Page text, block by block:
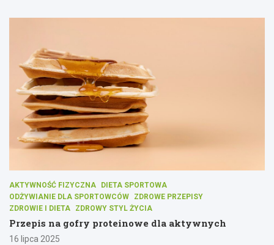
AKTYWNOŚĆ FIZYCZNA
DIETA SPORTOWA
ODŻYWIANIE DLA SPORTOWCÓW
ZDROWE PRZEPISY
ZDROWIE I DIETA
ZDROWY STYL ŻYCIA
Przepis na gofry proteinowe dla aktywnych
16 lipca 2025